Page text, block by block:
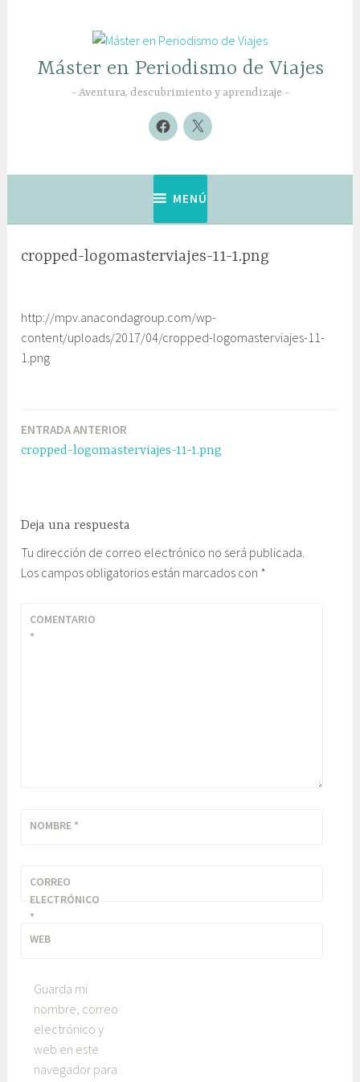
Máster en Periodismo de Viajes
Aventura, descubrimiento y aprendizaje
Nuevo
elemento
Nuevo
elemento
MENÚ
cropped-logomasterviajes-11-1.png
http://mpv.anacondagroup.com/wp-
content/uploads/2017/04/cropped-logomasterviajes-11-
1.png
Navegación
ENTRADA ANTERIOR
cropped-logomasterviajes-11-1.png
Deja una respuesta
Tu dirección de correo electrónico no será publicada.
Los campos obligatorios están marcados con *
COMENTARIO
*
NOMBRE *
CORREO
ELECTRÓNICO
*
WEB
Guarda mi
nombre, correo
electrónico y
web en este
navegador para